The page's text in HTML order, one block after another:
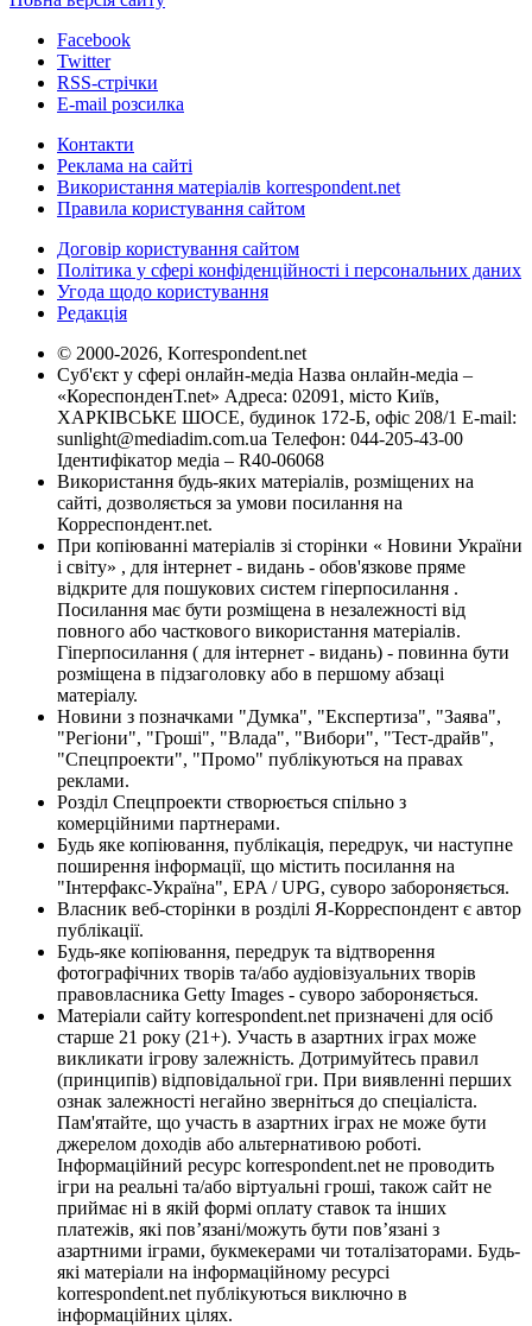
Facebook
Twitter
RSS-стрічки
E-mail розсилка
Контакти
Реклама на сайті
Використання матеріалів korrespondent.net
Правила користування сайтом
Договір користування сайтом
Політика у сфері конфіденційності і персональних даних
Угода щодо користування
Редакція
© 2000-2026, Korrespondent.net
Суб'єкт у сфері онлайн-медіа Назва онлайн-медіа –
«КореспонденТ.net» Адреса: 02091, місто Київ,
ХАРКІВСЬКЕ ШОСЕ, будинок 172-Б, офіс 208/1 E-mail:
sunlight@mediadim.com.ua Телефон: 044-205-43-00
Ідентифікатор медіа – R40-06068
Використання будь-яких матеріалів, розміщених на
сайті, дозволяється за умови посилання на
Корреспондент.net.
При копіюванні матеріалів зі сторінки « Новини України
і світу» , для інтернет - видань - обов'язкове пряме
відкрите для пошукових систем гіперпосилання .
Посилання має бути розміщена в незалежності від
повного або часткового використання матеріалів.
Гіперпосилання ( для інтернет - видань) - повинна бути
розміщена в підзаголовку або в першому абзаці
матеріалу.
Новини з позначками "Думка", "Експертиза", "Заява",
"Регіони", "Гроші", "Влада", "Вибори", "Тест-драйв",
"Спецпроекти", "Промо" публікуються на правах
реклами.
Розділ Спецпроекти створюється спільно з
комерційними партнерами.
Будь яке копіювання, публікація, передрук, чи наступне
поширення інформації, що містить посилання на
"Інтерфакс-Україна", EPA / UPG, суворо забороняється.
Власник веб-сторінки в розділі Я-Корреспондент є автор
публікації.
Будь-яке копіювання, передрук та відтворення
фотографічних творів та/або аудіовізуальних творів
правовласника Getty Images - суворо забороняється.
Матеріали сайту korrespondent.net призначені для осіб
старше 21 року (21+). Участь в азартних іграх може
викликати ігрову залежність. Дотримуйтесь правил
(принципів) відповідальної гри. При виявленні перших
ознак залежності негайно зверніться до спеціаліста.
Пам'ятайте, що участь в азартних іграх не може бути
джерелом доходів або альтернативою роботі.
Інформаційний ресурс korrespondent.net не проводить
ігри на реальні та/або віртуальні гроші, також сайт не
приймає ні в якій формі оплату ставок та інших
платежів, які пов’язані/можуть бути пов’язані з
азартними іграми, букмекерами чи тоталізаторами. Будь-
які матеріали на інформаційному ресурсі
korrespondent.net публікуються виключно в
інформаційних цілях.